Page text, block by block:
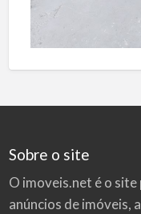
Sobre o site
O imoveis.net é o site
anúncios de imóveis,